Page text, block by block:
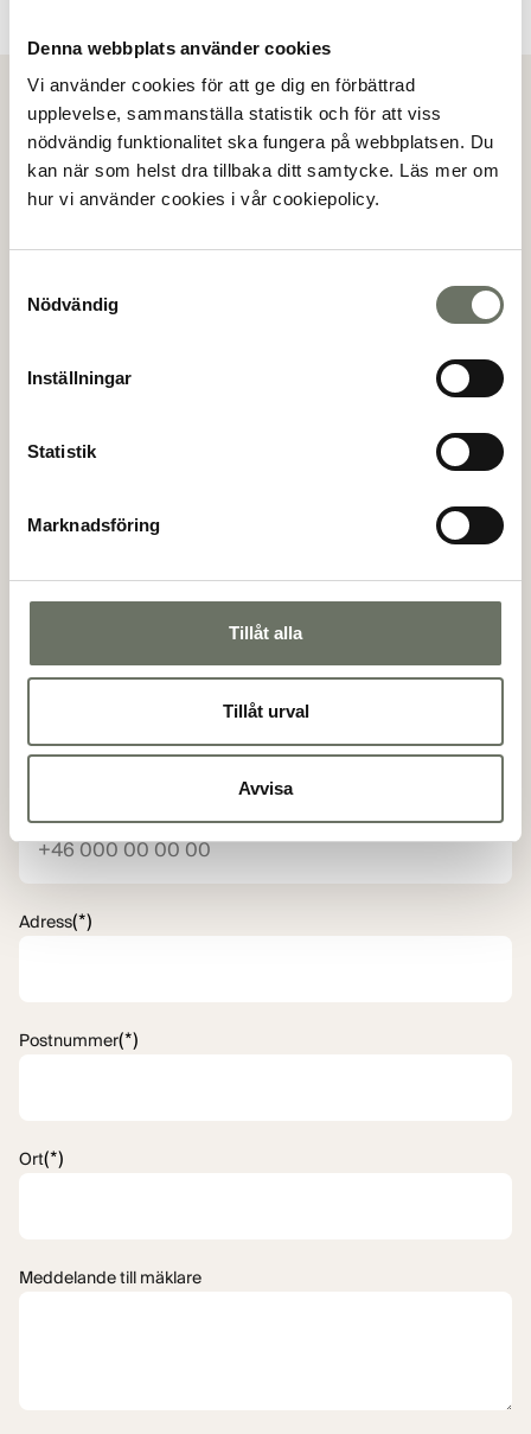
Denna webbplats använder cookies
Vi använder cookies för att ge dig en förbättrad
upplevelse, sammanställa statistik och för att viss
nödvändig funktionalitet ska fungera på webbplatsen. Du
kan när som helst dra tillbaka ditt samtycke. Läs mer om
hur vi använder cookies i vår cookiepolicy.
Nödvändig
Inställningar
Statistik
Marknadsföring
Tillåt alla
Tillåt urval
Avvisa
Visa alla bilder
Köpanmälan
Genom att göra en köpanmälan så anmäler du ditt
Efternamn
E-postadress(*)
Adress(*)
Postnummer(*)
Ort(*)
Meddelande till mäklare